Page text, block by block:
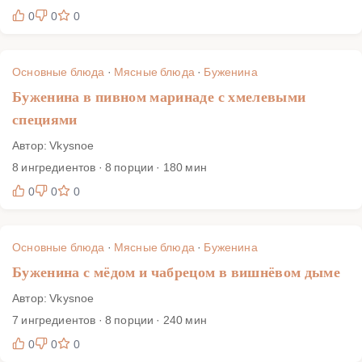
0
0 0
Основные блюда · Мясные блюда· Буженина
Буженина в пивном маринаде с хмелевыми
специями
Автор: Vkysnoe
8 ингредиентов · 8 порции · 180 мин
0
0 0
Основные блюда · Мясные блюда· Буженина
Буженина с мёдом и чабрецом в вишнёвом дыме
Автор: Vkysnoe
7 ингредиентов · 8 порции · 240 мин
0
0 0